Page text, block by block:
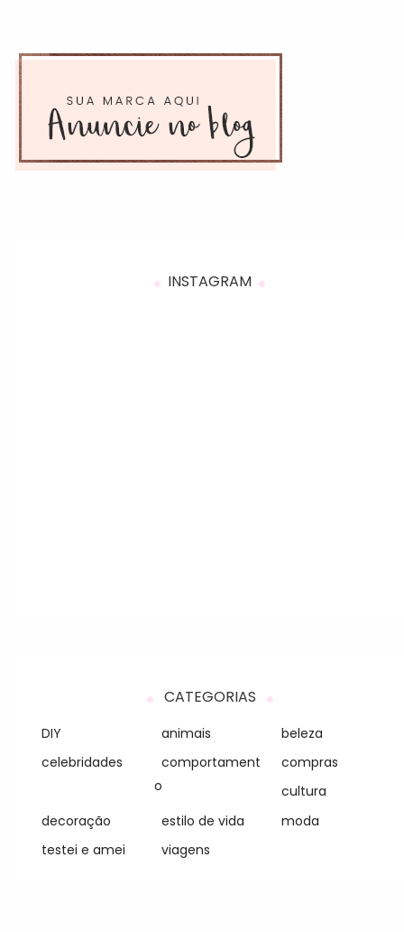
INSTAGRAM
CATEGORIAS
DIY animais
beleza
celebridades
comportament
o
compras
cultura
decoração
estilo de vida
moda
testei e amei
viagens